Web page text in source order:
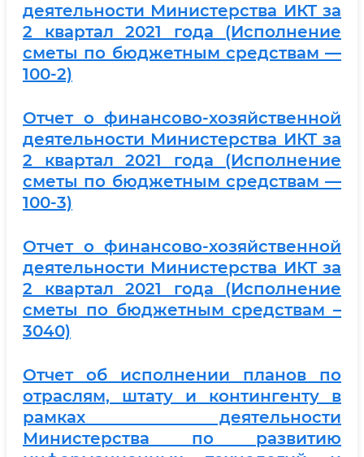
деятельности Министерства ИКТ за
2 квартал 2021 года (Исполнение
сметы по бюджетным средствам —
100-2)
Отчет о финансово-хозяйственной
деятельности Министерства ИКТ за
2 квартал 2021 года (Исполнение
сметы по бюджетным средствам —
100-3)
Отчет о финансово-хозяйственной
деятельности Министерства ИКТ за
2 квартал 2021 года (Исполнение
сметы по бюджетным средствам –
3040)
Отчет об исполнении планов по
отраслям, штату и контингенту в
рамках деятельности
Министерства по развитию